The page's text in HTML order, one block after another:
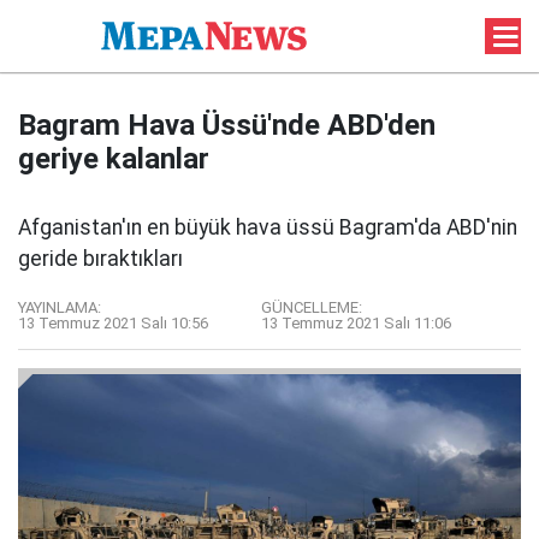
Bagram Hava Üssü'nde ABD'den
geriye kalanlar
Afganistan'ın en büyük hava üssü Bagram'da ABD'nin
geride bıraktıkları
YAYINLAMA:
13 Temmuz 2021 Salı 10:56
GÜNCELLEME:
13 Temmuz 2021 Salı 11:06